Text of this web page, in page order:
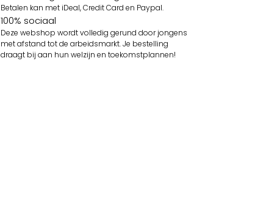
Betalen kan met iDeal, Credit Card en Paypal.
100% sociaal
Deze webshop wordt volledig gerund door jongens
met afstand tot de arbeidsmarkt. Je bestelling
draagt bij aan hun welzijn en toekomstplannen!